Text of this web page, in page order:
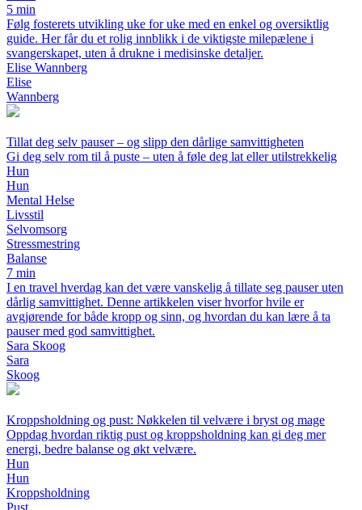
5 min
Følg fosterets utvikling uke for uke med en enkel og oversiktlig
guide. Her får du et rolig innblikk i de viktigste milepælene i
svangerskapet, uten å drukne i medisinske detaljer.
Elise Wannberg
Elise
Wannberg
Tillat deg selv pauser – og slipp den dårlige samvittigheten
Gi deg selv rom til å puste – uten å føle deg lat eller utilstrekkelig
Hun
Hun
Mental Helse
Livsstil
Selvomsorg
Stressmestring
Balanse
7 min
I en travel hverdag kan det være vanskelig å tillate seg pauser uten
dårlig samvittighet. Denne artikkelen viser hvorfor hvile er
avgjørende for både kropp og sinn, og hvordan du kan lære å ta
pauser med god samvittighet.
Sara Skoog
Sara
Skoog
Kroppsholdning og pust: Nøkkelen til velvære i bryst og mage
Oppdag hvordan riktig pust og kroppsholdning kan gi deg mer
energi, bedre balanse og økt velvære.
Hun
Hun
Kroppsholdning
Pust